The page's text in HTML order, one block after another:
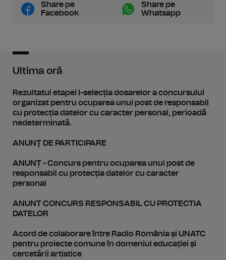
Share pe
Facebook
Share pe
Whatsapp
Ultima oră
Rezultatul etapei I-selecția dosarelor a concursului
organizat pentru ocuparea unui post de responsabil
cu protecția datelor cu caracter personal, perioadă
nedeterminată.
ANUNŢ DE PARTICIPARE
ANUNȚ - Concurs pentru ocuparea unui post de
responsabil cu protecția datelor cu caracter
personal
ANUNT CONCURS RESPONSABIL CU PROTECTIA
DATELOR
Acord de colaborare între Radio România și UNATC
pentru proiecte comune în domeniul educației și
cercetării artistice